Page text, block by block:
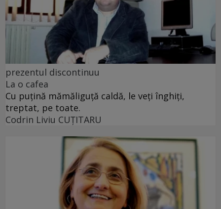
prezentul discontinuu
La o cafea
Cu puţină mămăliguţă caldă, le veţi înghiţi,
treptat, pe toate.
Codrin Liviu CUŢITARU